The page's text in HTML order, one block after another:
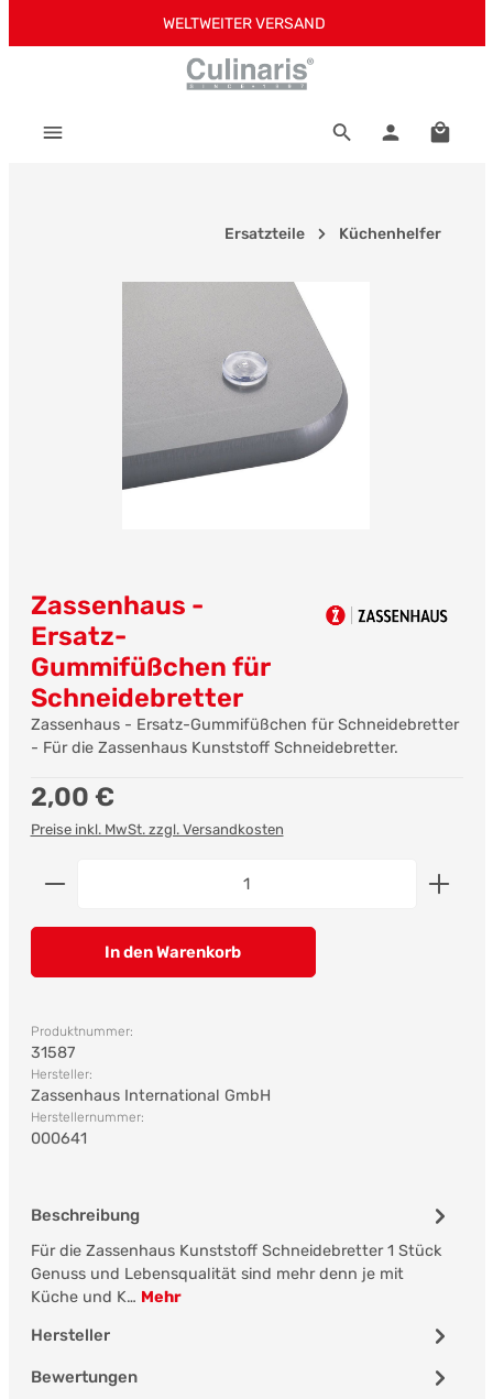
Zum Hauptinhalt springenWELTWEITER VERSAND
Ersatzteile Küchenhelfer
Zassenhaus -
Ersatz-
Gummifüßchen für
Schneidebretter
Zassenhaus - Ersatz-Gummifüßchen für Schneidebretter
- Für die Zassenhaus Kunststoff Schneidebretter.
Regulärer Preis:
2,00 €
Preise inkl. MwSt. zzgl. Versandkosten
Produkt Anzahl: Gib den gewünschten Wert ein
In den Warenkorb
Produktnummer:
31587
Hersteller:
Zassenhaus International GmbH
Herstellernummer:
000641
Beschreibung
Für die Zassenhaus Kunststoff Schneidebretter 1 Stück
Genuss und Lebensqualität sind mehr denn je mit
Küche und K… Mehr
Hersteller
Bewertungen